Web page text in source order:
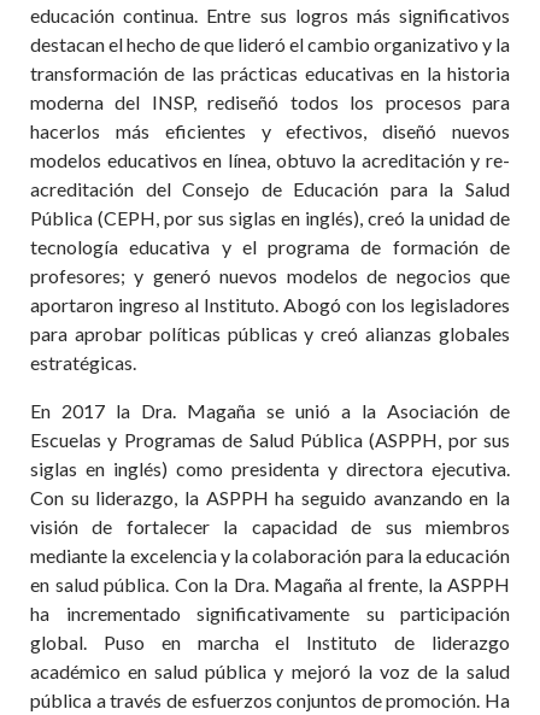
educación continua. Entre sus logros más significativos
destacan el hecho de que lideró el cambio organizativo y la
transformación de las prácticas educativas en la historia
moderna del INSP, rediseñó todos los procesos para
hacerlos más eficientes y efectivos, diseñó nuevos
modelos educativos en línea, obtuvo la acreditación y re-
acreditación del Consejo de Educación para la Salud
Pública (CEPH, por sus siglas en inglés), creó la unidad de
tecnología educativa y el programa de formación de
profesores; y generó nuevos modelos de negocios que
aportaron ingreso al Instituto. Abogó con los legisladores
para aprobar políticas públicas y creó alianzas globales
estratégicas.
En 2017 la Dra. Magaña se unió a la Asociación de
Escuelas y Programas de Salud Pública (ASPPH, por sus
siglas en inglés) como presidenta y directora ejecutiva.
Con su liderazgo, la ASPPH ha seguido avanzando en la
visión de fortalecer la capacidad de sus miembros
mediante la excelencia y la colaboración para la educación
en salud pública. Con la Dra. Magaña al frente, la ASPPH
ha incrementado significativamente su participación
global. Puso en marcha el Instituto de liderazgo
académico en salud pública y mejoró la voz de la salud
pública a través de esfuerzos conjuntos de promoción. Ha